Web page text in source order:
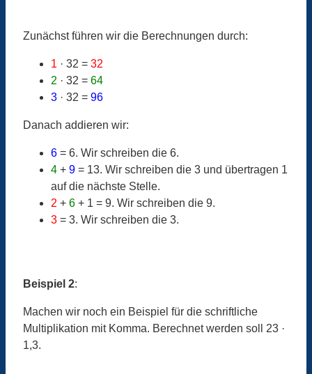
Zunächst führen wir die Berechnungen durch:
1 · 32 = 32
2 · 32 = 64
3 · 32 = 96
Danach addieren wir:
6 = 6. Wir schreiben die 6.
4 + 9 = 13. Wir schreiben die 3 und übertragen 1
auf die nächste Stelle.
2 + 6 + 1 = 9. Wir schreiben die 9.
3 = 3. Wir schreiben die 3.
Beispiel 2:
Machen wir noch ein Beispiel für die schriftliche
Multiplikation mit Komma. Berechnet werden soll 23 ·
1,3.